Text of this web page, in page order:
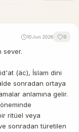
10 Jun 2026 0
sever.
(äc), İslam dini
sonradan ortaya
anlamına gelir.
ritüel veya
sonradan türetilen